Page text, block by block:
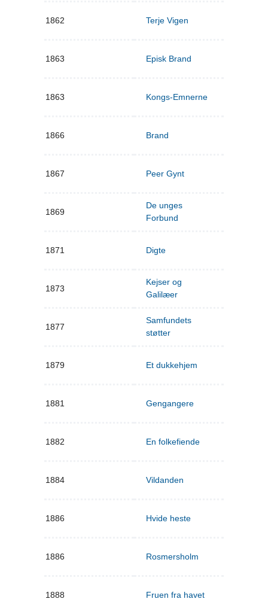
1862 Terje Vigen
1863 Episk Brand
1863 Kongs-Emnerne
1866 Brand
1867 Peer Gynt
1869
De unges
Forbund
1871 Digte
1873
Kejser og
Galilæer
1877
Samfundets
støtter
1879 Et dukkehjem
1881 Gengangere
1882 En folkefiende
1884 Vildanden
1886 Hvide heste
1886 Rosmersholm
1888 Fruen fra havet